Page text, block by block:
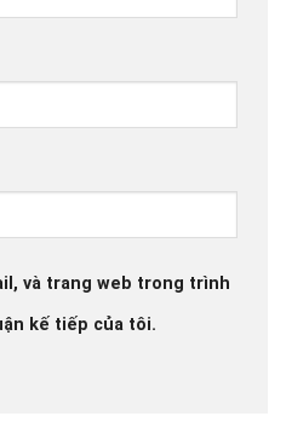
và trang web trong trình
kế tiếp của tôi.